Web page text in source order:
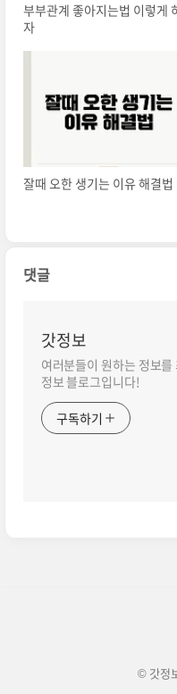
부부관계 좋아지는법 이렇게
자
잘때 오한 생기는 이유 해결법
댓글
갓정보
여러분들이 원하는 정보
정보 블로그입니다!
구독하기
© 갓정